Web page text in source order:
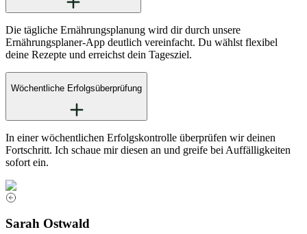
Die tägliche Ernährungsplanung wird dir durch unsere
Ernährungsplaner-App deutlich vereinfacht. Du wählst flexibel
deine Rezepte und erreichst dein Tagesziel.
Wöchentliche Erfolgsüberprüfung
In einer wöchentlichen Erfolgskontrolle überprüfen wir deinen
Fortschritt. Ich schaue mir diesen an und greife bei Auffälligkeiten
sofort ein.
Sarah Ostwald